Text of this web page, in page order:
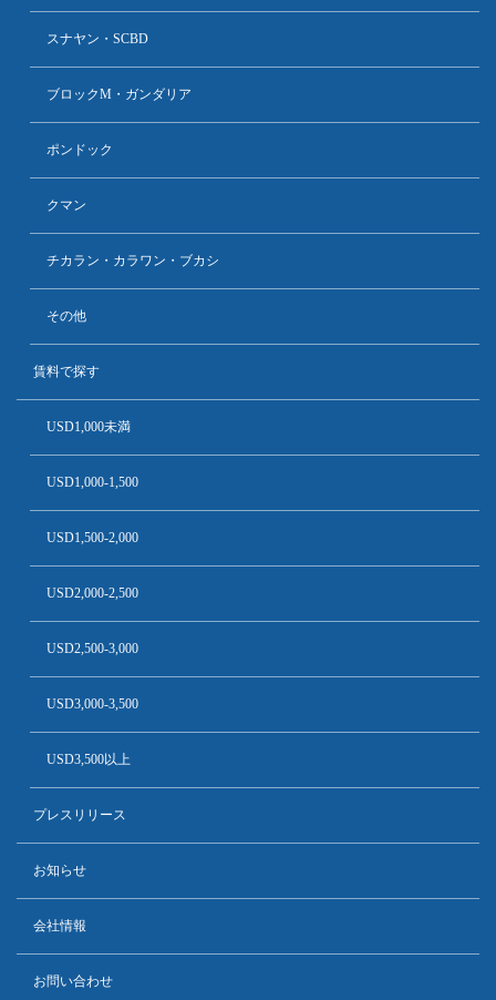
スナヤン・SCBD
ブロックM・ガンダリア
ポンドック
クマン
チカラン・カラワン・ブカシ
その他
賃料で探す
USD1,000未満
USD1,000-1,500
USD1,500-2,000
USD2,000-2,500
USD2,500-3,000
USD3,000-3,500
USD3,500以上
プレスリリース
お知らせ
会社情報
お問い合わせ